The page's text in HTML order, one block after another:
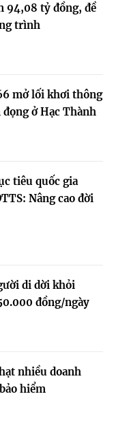
94,08 tỷ đồng, đề
trình
mở lối khơi thông
ở Hạc Thành
tiêu quốc gia
Nâng cao đời
di dời khỏi
đồng/ngày
nhiều doanh
hiểm